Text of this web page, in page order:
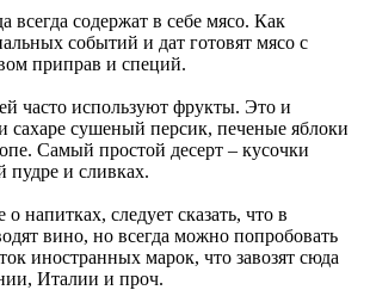
всегда содержат в себе мясо. Как
событий и дат готовят мясо с
приправ и специй.
часто используют фрукты. Это и
сахаре сушеный персик, печеные яблоки
Самый простой десерт – кусочки
пудре и сливках.
напитках, следует сказать, что в
вино, но всегда можно попробовать
иностранных марок, что завозят сюда
Италии и проч.